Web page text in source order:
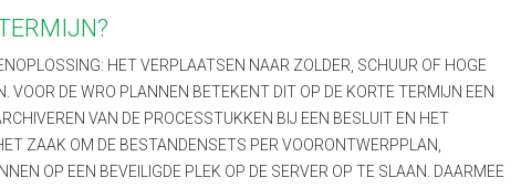
HET VERPLAATSEN NAAR ZOLDER, SCHUUR OF HOGE
VOOR DE WRO PLANNEN BETEKENT DIT OP DE KORTE TERMIJN EEN
VAN DE PROCESSTUKKEN BIJ EEN BESLUIT EN HET
ZAAK OM DE BESTANDENSETS PER VOORONTWERPPLAN,
OP EEN BEVEILIGDE PLEK OP DE SERVER OP TE SLAAN. DAARMEE